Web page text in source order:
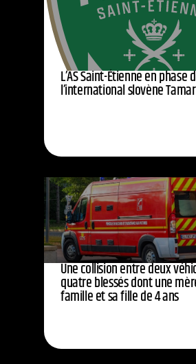
L’AS Saint-Étienne en phase
l’international slovène
Une collision entre deux
quatre blessés dont une
famille et sa fille de 4 ans